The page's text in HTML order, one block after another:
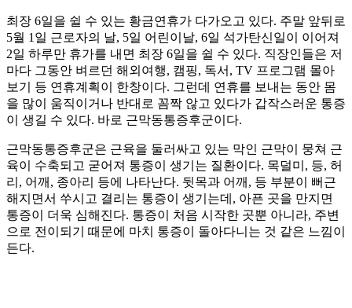
최장 6일을 쉴 수 있는 황금연휴가 다가오고 있다. 주말 앞뒤로
5월 1일 근로자의 날, 5일 어린이날, 6일 석가탄신일이 이어져
2일 하루만 휴가를 내면 최장 6일을 쉴 수 있다. 직장인들은 저
마다 그동안 벼르던 해외여행, 캠핑, 독서, TV 프로그램 몰아
보기 등 연휴계획이 한창이다. 그런데 연휴를 보내는 동안 몸
을 많이 움직이거나 반대로 꼼짝 않고 있다가 갑작스러운 통증
이 생길 수 있다. 바로 근막동통증후군이다.
근막동통증후군은 근육을 둘러싸고 있는 막인 근막이 뭉쳐 근
육이 수축되고 굳어져 통증이 생기는 질환이다. 목덜미, 등, 허
리, 어깨, 종아리 등에 나타난다. 뒷목과 어깨, 등 부분이 뻐근
해지면서 쑤시고 결리는 통증이 생기는데, 아픈 곳을 만지면
통증이 더욱 심해진다. 통증이 처음 시작한 곳뿐 아니라, 주변
으로 전이되기 때문에 마치 통증이 돌아다니는 것 같은 느낌이
든다.